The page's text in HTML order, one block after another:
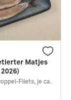
Matjes
Filets, je ca.